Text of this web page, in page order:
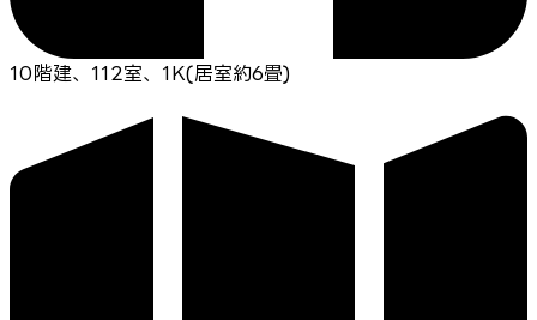
10階建、112室、1K(居室約6畳)